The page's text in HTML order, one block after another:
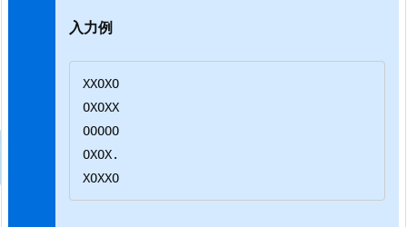
入力例
XXOXO
OXOXX
OOOOO
OXOX.
XOXXO